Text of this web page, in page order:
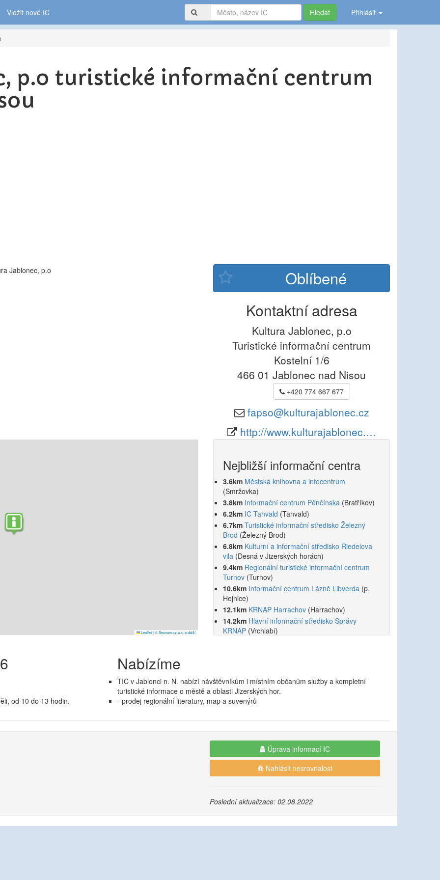
Vložit nové IC Hledat Přihlásit
p.o turistické informační centrum
Kontaktní adresa
Kultura Jablonec, p.o
Turistické informační centrum
Kostelní 1/6
466 01 Jablonec nad Nisou
+420 774 667 677
fapso@kulturajablonec.cz
http://www.kulturajablonec.…
Leaflet|© Seznam.cz a.s. a další
Nejbližší informační centra
3.6km Městská knihovna a infocentrum
(Smržovka)
3.8km Informační centrum Pěnčínska (Bratříkov)
6.2km IC Tanvald (Tanvald)
6.7km Turistické informační středisko Železný
Brod (Železný Brod)
6.8km Kulturní a informační středisko Riedelova
vila (Desná v Jizerských horách)
9.4km Regionální turistické informační centrum
Turnov (Turnov)
10.6km Informační centrum Lázně Libverda (p.
Hejnice)
12.1km KRNAP Harrachov (Harrachov)
14.2km Hlavní informační středisko Správy
KRNAP (Vrchlabí)
od 10 do 13 hodin.
Nabízíme
TIC v Jablonci n. N. nabízí návštěvníkům i místním občanům služby a kompletní
turistické informace o městě a oblasti Jizerských hor.
- prodej regionální literatury, map a suvenýrů
Úprava informací IC
Nahlásit nesrovnalost
Poslední aktualizace: 02.08.2022